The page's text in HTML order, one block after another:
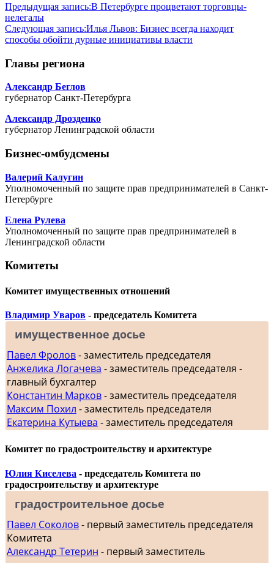
Предыдущая запись:В Петербурге процветают торговцы-
нелегалы
Следующая запись:Илья Львов: Бизнес всегда находит
способы обойти дурные инициативы власти
Главы региона
Александр Беглов
губернатор Санкт-Петербурга
Александр Дрозденко
губернатор Ленинградской области
Бизнес-омбудсмены
Валерий Калугин
Уполномоченный по защите прав предпринимателей в Санкт-
Петербурге
Елена Рулева
Уполномоченный по защите прав предпринимателей в
Ленинградской области
Комитеты
Комитет имущественных отношений
Владимир Уваров - председатель Комитета
имущественное досье
Павел Фролов- заместитель председателя
Анжелика Логачева - заместитель председателя -
главный бухгалтер
Константин Марков- заместитель председателя
Максим Похил - заместитель председателя
Екатерина Кутыева - заместитель председателя
Комитет по градостроительству и архитектуре
Юлия Киселева - председатель Комитета по
градостроительству и архитектуре
градостроительное досье
Павел Соколов- первый заместитель председателя
Комитета
Александр Тетерин - первый заместитель